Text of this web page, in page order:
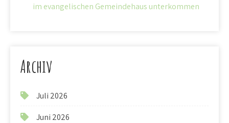
im evangelischen Gemeindehaus unterkommen
Archiv
Juli 2026
Juni 2026